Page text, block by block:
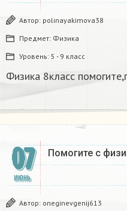
Автор: polinayakimova38
Предмет: Физика
Уровень: 5 - 9 класс
Физика 8класс
07
ИЮНЬ
Помогите с
Автор: oneginevgenij613